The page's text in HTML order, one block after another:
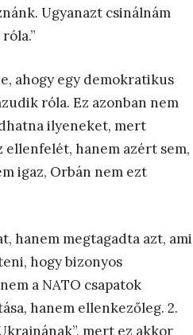
Ugyanazt csinálnám
ahogy egy demokratikus
róla. Ez azonban nem
ilyeneket, mert
hanem azért sem,
igaz, Orbán nem ezt
hanem megtagadta azt, ami
hogy bizonyos
a NATO csapatok
hanem ellenkezőleg. 2.
mert ez akkor